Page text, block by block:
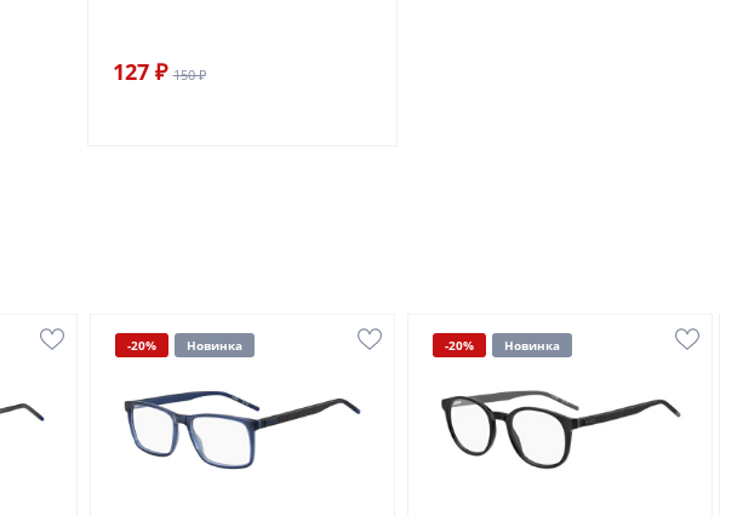
127 ₽ 150 ₽
-20% Новинка -20% Новинка